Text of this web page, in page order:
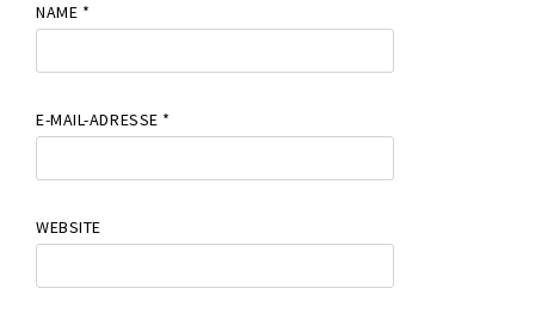
NAME *
E-MAIL-ADRESSE *
WEBSITE